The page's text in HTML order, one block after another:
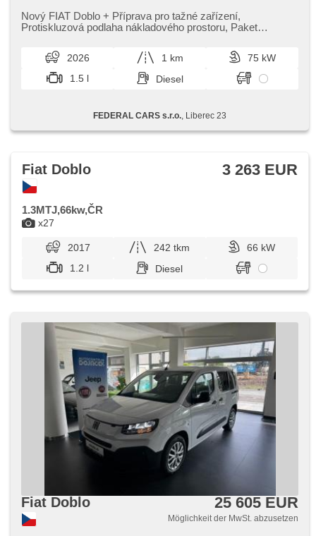
jízdním pruhu, Servolenkung, Klimaanlage, Tempomat,
täglich Leuchten, LED denní svícení, automatické přepínání
elektronická ruční brzda, parkovací senzory zadní,
Lichtsensor, Scheibenwischersensor, Lenkrad einstellbar,
Multifunktionslenkrad, hands free, El. Vorderscheiben, El.
Klappspiegel, Wegfahrsperre, Zentralverriegelung mit
Start-Stop System, USB, Außenthermometer, beheizte
Spiegel, přední pohon, Garantie
Nový FIAT Doblo ​+ Příprava pro tažné zařízení,​
Protiskluzová podlaha nákladového prostoru,​ Paket
2026 1 km
75 kW
1.5 l
Diesel
FEDERAL CARS s.r.o. , Liberec 23
x27
Fiat Doblo 3 263 EUR
1.3MTJ,66kw,ČR
2017 242 tkm
66 kW
1.2 l
Diesel
Fiat Doblo 25 605 EUR
Möglichkeit der MwSt. abzusetzen